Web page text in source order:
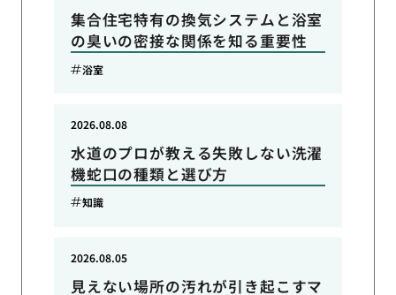
集合住宅特有の換気システムと浴室
の臭いの密接な関係を知る重要性
浴室
水道のプロが教える失敗しない洗濯
機蛇口の種類と選び方
2026.08.08
知識
見えない場所の汚れが引き起こすマ
2026.08.05